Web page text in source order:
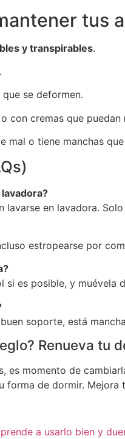
tus
y transpirables.
se deformen.
con cremas que puedan
mal o tiene manchas
lavarse en lavadora.
estropearse por
si es posible, y
soporte, está
Renueva tu
es momento de
forma de dormir. Mejora
a usarlo bien y